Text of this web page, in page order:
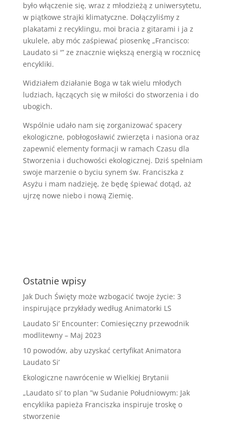
było włączenie się, wraz z młodzieżą z uniwersytetu,
w piątkowe strajki klimatyczne. Dołączyliśmy z
plakatami z recyklingu, moi bracia z gitarami i ja z
ukulele, aby móc zaśpiewać piosenkę „Francisco:
Laudato si '” ze znacznie większą energią w rocznicę
encykliki.
Widziałem działanie Boga w tak wielu młodych
ludziach, łączących się w miłości do stworzenia i do
ubogich.
Wspólnie udało nam się zorganizować spacery
ekologiczne, pobłogosławić zwierzęta i nasiona oraz
zapewnić elementy formacji w ramach Czasu dla
Stworzenia i duchowości ekologicznej. Dziś spełniam
swoje marzenie o byciu synem św. Franciszka z
Asyżu i mam nadzieję, że będę śpiewać dotąd, aż
ujrzę nowe niebo i nową Ziemię.
Ostatnie wpisy
Jak Duch Święty może wzbogacić twoje życie: 3
inspirujące przykłady według Animatorki LS
Laudato Si’ Encounter: Comiesięczny przewodnik
modlitewny – Maj 2023
10 powodów, aby uzyskać certyfikat Animatora
Laudato Si’
Ekologiczne nawrócenie w Wielkiej Brytanii
„Laudato si’ to plan ”w Sudanie Południowym: Jak
encyklika papieża Franciszka inspiruje troskę o
stworzenie